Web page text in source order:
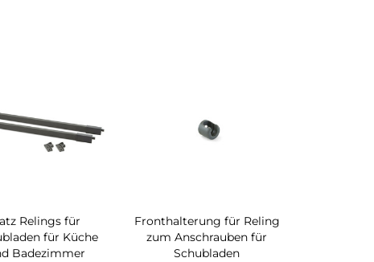
Relings für
für Küche
Badezimmer
Fronthalterung für Reling
zum Anschrauben für
Schubladen